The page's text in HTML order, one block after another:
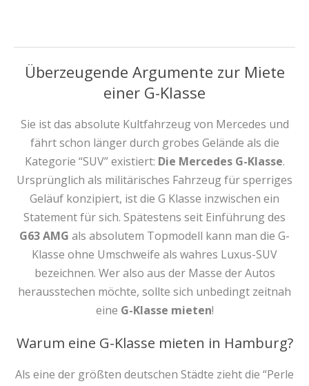
Überzeugende Argumente zur Miete
einer G-Klasse
Sie ist das absolute Kultfahrzeug von Mercedes und
fährt schon länger durch grobes Gelände als die
Kategorie “SUV” existiert: Die Mercedes G-Klasse.
Ursprünglich als militärisches Fahrzeug für sperriges
Geläuf konzipiert, ist die G Klasse inzwischen ein
Statement für sich. Spätestens seit Einführung des
G63 AMG als absolutem Topmodell kann man die G-
Klasse ohne Umschweife als wahres Luxus-SUV
bezeichnen. Wer also aus der Masse der Autos
herausstechen möchte, sollte sich unbedingt zeitnah
eine G-Klasse mieten!
Warum eine G-Klasse mieten in Hamburg?
Als eine der größten deutschen Städte zieht die “Perle